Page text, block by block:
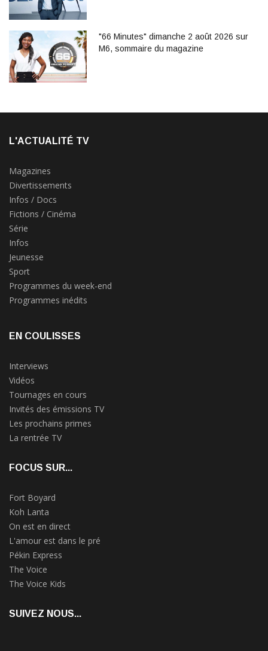
"66 Minutes" dimanche 2 août 2026 sur
M6, sommaire du magazine
L'ACTUALITÉ TV
Magazines
Divertissements
Infos / Docs
Fictions / Cinéma
Série
Infos
Jeunesse
Sport
Programmes du week-end
Programmes inédits
EN COULISSES
Interviews
Vidéos
Tournages en cours
Invités des émissions TV
Les prochains primes
La rentrée TV
FOCUS SUR...
Fort Boyard
Koh Lanta
On est en direct
L'amour est dans le pré
Pékin Express
The Voice
The Voice Kids
SUIVEZ NOUS...